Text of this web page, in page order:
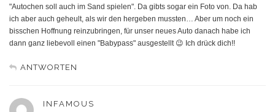
"Autochen soll auch im Sand spielen". Da gibts sogar ein Foto von. Da hab
ich aber auch geheult, als wir den hergeben mussten… Aber um noch ein
bisschen Hoffnung reinzubringen, für unser neues Auto danach habe ich
dann ganz liebevoll einen "Babypass" ausgestellt 😉 Ich drück dich!!
ANTWORTEN
INFAMOUS